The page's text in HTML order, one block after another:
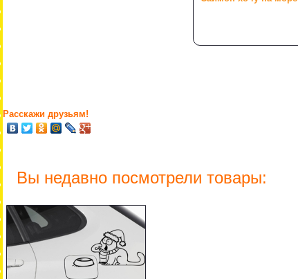
Расскажи друзьям!
Вы недавно посмотрели товары: